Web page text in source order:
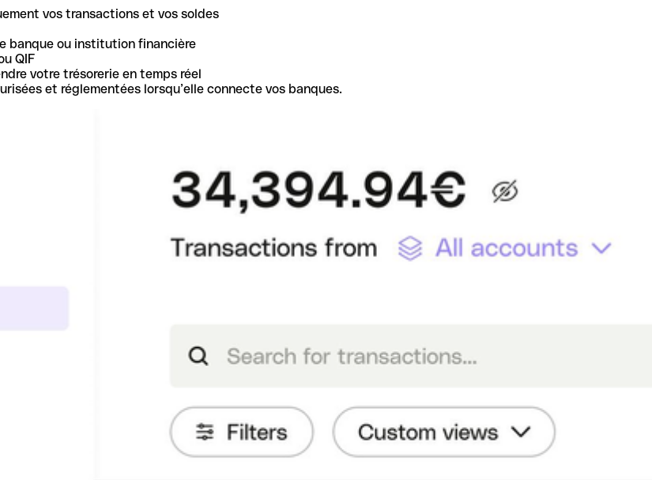
vos transactions et vos soldes
banque ou institution financière
QIF
votre trésorerie en temps réel
et réglementées lorsqu’elle connecte vos banques.